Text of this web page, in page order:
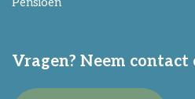
Vragen? Neem contact